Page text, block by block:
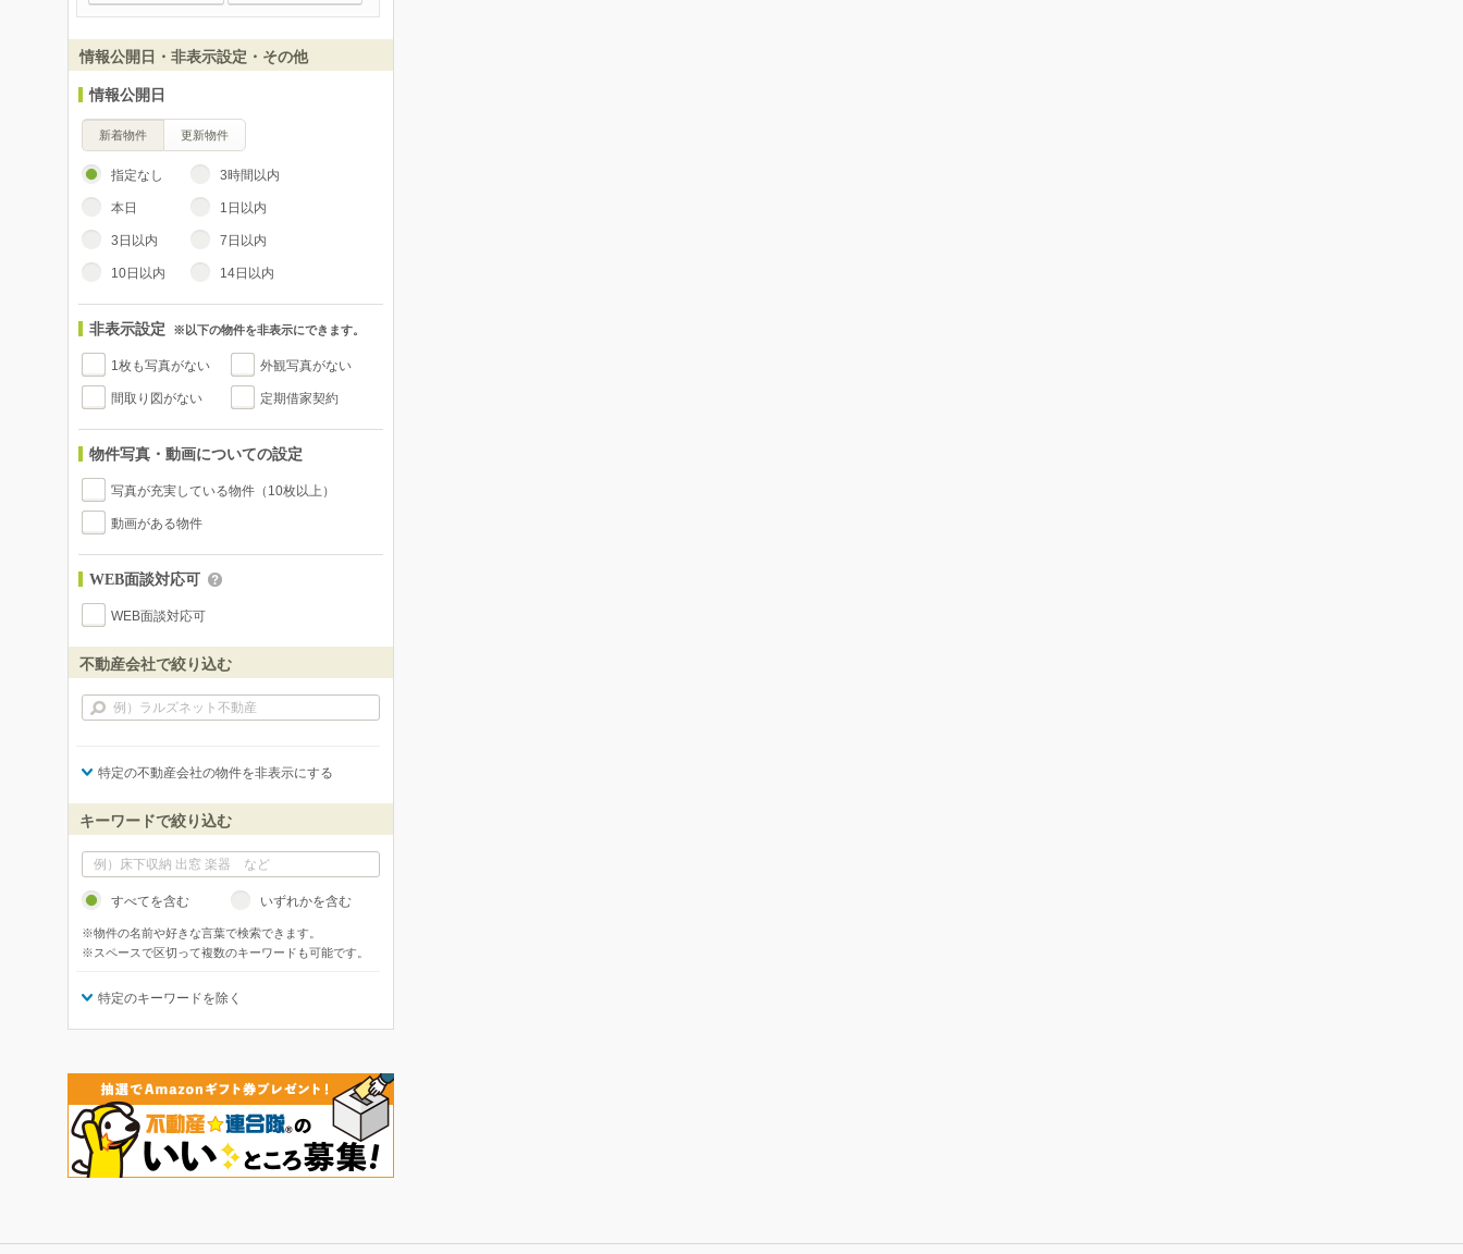
情報公開日・非表示設定・その他
情報公開日
新着物件 更新物件
指定なし 3時間以内
本日 1日以内
3日以内 7日以内
10日以内 14日以内
非表示設定 ※以下の物件を非表示にできます。
1枚も写真がない 外観写真がない
間取り図がない 定期借家契約
物件写真・動画についての設定
写真が充実している物件（10枚以上）
動画がある物件
WEB面談対応可
WEB面談対応可
不動産会社で絞り込む
特定の不動産会社の物件を非表示にする
キーワードで絞り込む
すべてを含む いずれかを含む
※物件の名前や好きな言葉で検索できます。
※スペースで区切って複数のキーワードも可能です。
特定のキーワードを除く